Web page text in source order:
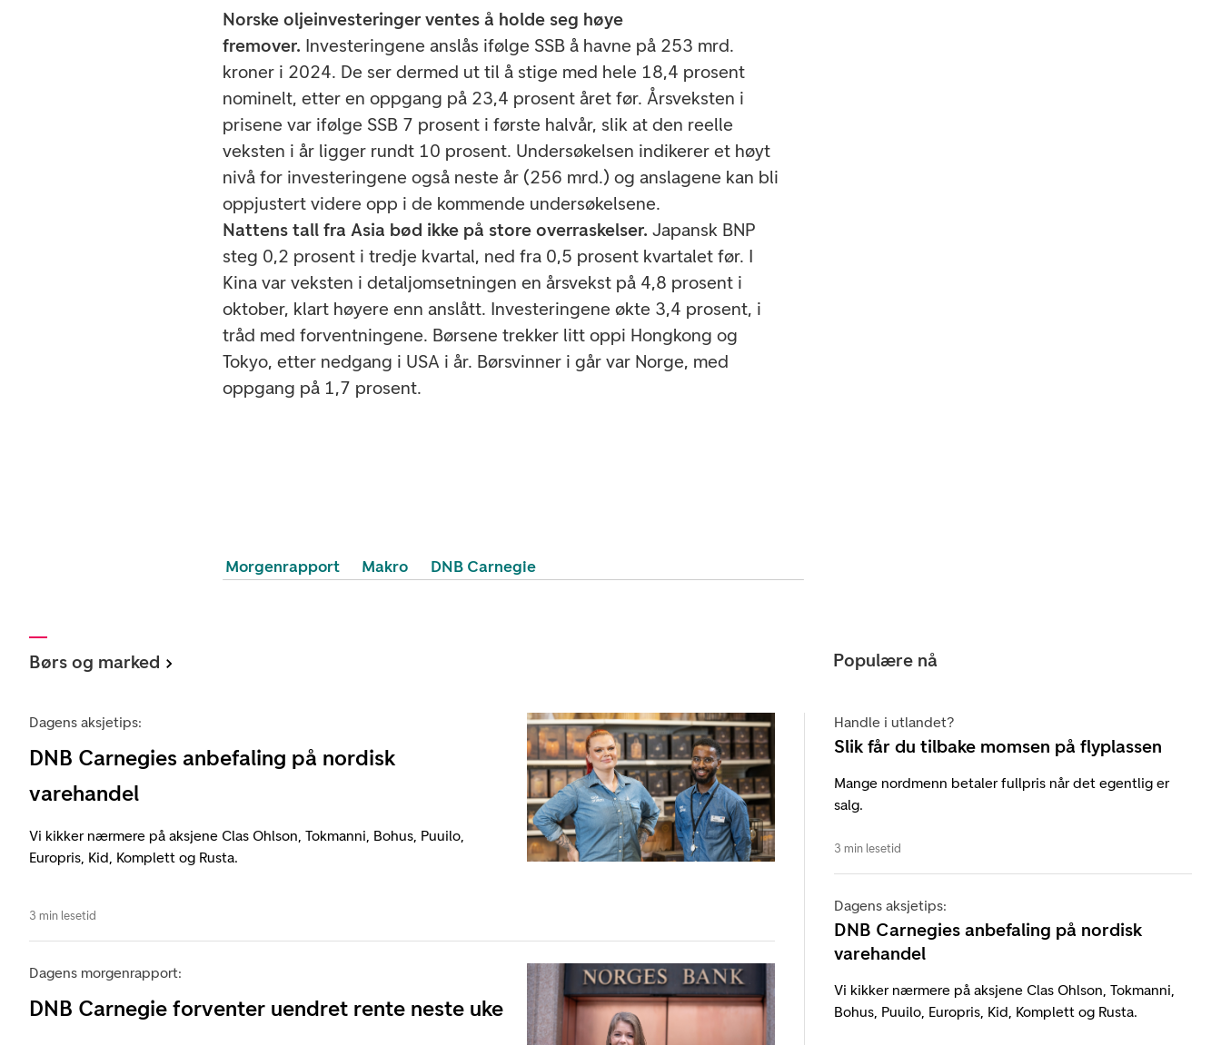
Norske oljeinvesteringer ventes å holde seg høye
fremover. Investeringene anslås ifølge SSB å havne på 253 mrd.
kroner i 2024. De ser dermed ut til å stige med hele 18,4 prosent
nominelt, etter en oppgang på 23,4 prosent året før. Årsveksten i
prisene var ifølge SSB 7 prosent i første halvår, slik at den reelle
veksten i år ligger rundt 10 prosent. Undersøkelsen indikerer et høyt
nivå for investeringene også neste år (256 mrd.) og anslagene kan bli
oppjustert videre opp i de kommende undersøkelsene.
Nattens tall fra Asia bød ikke på store overraskelser. Japansk BNP
steg 0,2 prosent i tredje kvartal, ned fra 0,5 prosent kvartalet før. I
Kina var veksten i detaljomsetningen en årsvekst på 4,8 prosent i
oktober, klart høyere enn anslått. Investeringene økte 3,4 prosent, i
tråd med forventningene. Børsene trekker litt oppi Hongkong og
Tokyo, etter nedgang i USA i år. Børsvinner i går var Norge, med
oppgang på 1,7 prosent.
Morgenrapport Makro DNB Carnegie
Børs og marked
Dagens aksjetips:
DNB Carnegies anbefaling på nordisk
varehandel
Vi kikker nærmere på aksjene Clas Ohlson, Tokmanni, Bohus, Puuilo,
Europris, Kid, Komplett og Rusta.
3 min lesetid
Dagens morgenrapport:
DNB Carnegie forventer uendret rente neste uke
Populære nå
Handle i utlandet?
Slik får du tilbake momsen på flyplassen
Mange nordmenn betaler fullpris når det egentlig er
salg.
3 min lesetid
Dagens aksjetips:
DNB Carnegies anbefaling på nordisk
varehandel
Vi kikker nærmere på aksjene Clas Ohlson, Tokmanni,
Bohus, Puuilo, Europris, Kid, Komplett og Rusta.